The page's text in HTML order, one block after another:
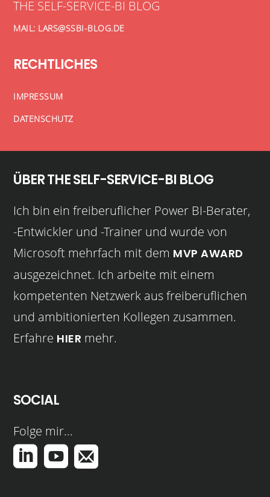
THE SELF-SERVICE-BI BLOG
MAIL: LARS@SSBI-BLOG.DE
RECHTLICHES
IMPRESSUM
DATENSCHUTZ
ÜBER THE SELF-SERVICE-BI BLOG
Ich bin ein freiberuflicher Power BI-Berater,
-Entwickler und -Trainer und wurde von
Microsoft mehrfach mit dem MVP AWARD
ausgezeichnet. Ich arbeite mit einem
kompetenten Netzwerk aus freiberuflichen
und ambitionierten Kollegen zusammen.
Erfahre HIER mehr.
SOCIAL
Folge mir...